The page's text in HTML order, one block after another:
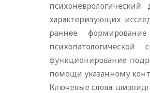
характеризующих
раннее
функционирование
помощи указанному
Ключевые слова: